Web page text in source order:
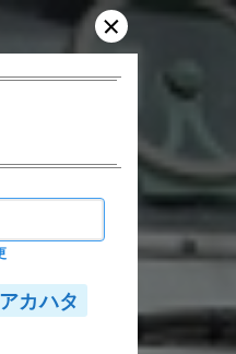
アカハタ